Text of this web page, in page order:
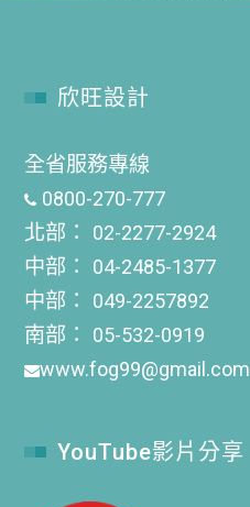
欣旺設計
全省服務專線
0800-270-777
北部： 02-2277-2924
中部： 04-2485-1377
中部： 049-2257892
南部： 05-532-0919
www.fog99@gmail.com
YouTube影片分享